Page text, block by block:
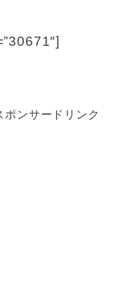
ポンサードリンク